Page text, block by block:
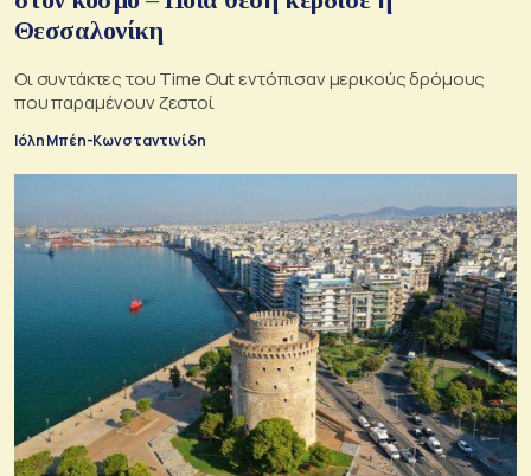
Θεσσαλονίκη
Οι συντάκτες του Time Out εντόπισαν μερικούς δρόμους
που παραμένουν ζεστοί
Ιόλη Μπέη-Κωνσταντινίδη